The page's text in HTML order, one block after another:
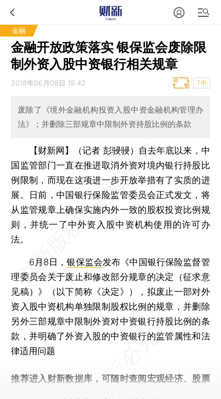
金融
金融开放政策落实 银保监会废除限
制外资入股中资银行相关规章
2018年06月08日 19:42 T中
废除了《境外金融机构投资入股中资金融机构管理办
法》；并删除三部规章中限制外资持股比例的条款
【财新网】（记者 彭骎骎） 自去年底以来，中
国监管部门一直在推进取消外资对境内银行持股比
例限制，而现在这项进一步开放举措有了实质的进
展。日前，中国银行保险监管委员会正式发文，将
从监管规章上确保实施内外一致的股权投资比例规
则，并统一了中外资入股中资机构使用的许可办
法。
6月8日，银保监会发布《中国银行保险监督管
理委员会关于废止和修改部分规章的决定（征求意
见稿）》（以下简称《决定》），拟废止一部对外
资入股中资机构单独限制股权比例的规章，并删除
另外三部规章中限制外资对中资银行持股比例的条
款，并明确了外资入股的中资银行的监管属性和法
律适用问题
推荐进入 财新数据库 ，可随时查阅宏观经济、股票